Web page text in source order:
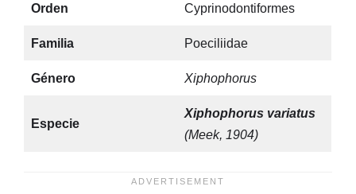
Orden Cyprinodontiformes
Familia Poeciliidae
Género Xiphophorus
Especie
Xiphophorus variatus
(Meek, 1904)